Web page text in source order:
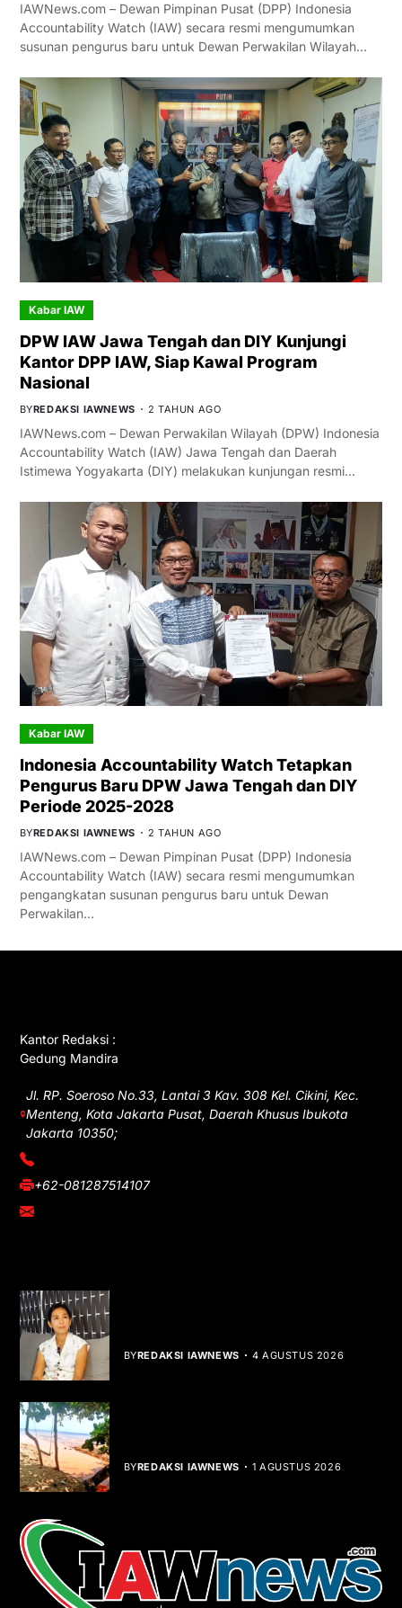
IAWNews.com – Dewan Pimpinan Pusat (DPP) Indonesia
Accountability Watch (IAW) secara resmi mengumumkan
susunan pengurus baru untuk Dewan Perwakilan Wilayah…
Kabar IAW
DPW IAW Jawa Tengah dan DIY Kunjungi
Kantor DPP IAW, Siap Kawal Program
Nasional
BYREDAKSI IAWNEWS 2 TAHUN AGO
IAWNews.com – Dewan Perwakilan Wilayah (DPW) Indonesia
Accountability Watch (IAW) Jawa Tengah dan Daerah
Istimewa Yogyakarta (DIY) melakukan kunjungan resmi…
Kabar IAW
Indonesia Accountability Watch Tetapkan
Pengurus Baru DPW Jawa Tengah dan DIY
Periode 2025-2028
BYREDAKSI IAWNEWS 2 TAHUN AGO
IAWNews.com – Dewan Pimpinan Pusat (DPP) Indonesia
Accountability Watch (IAW) secara resmi mengumumkan
pengangkatan susunan pengurus baru untuk Dewan
Perwakilan…
Kantor Redaksi :
Gedung Mandira
Jl. RP. Soeroso No.33, Lantai 3 Kav. 308 Kel. Cikini, Kec.
Menteng, Kota Jakarta Pusat, Daerah Khusus Ibukota
Jakarta 10350;
(021) 3908026
+62-081287514107
adm@iawnews.com
BYREDAKSI IAWNEWS 4 AGUSTUS 2026
BYREDAKSI IAWNEWS 1 AGUSTUS 2026